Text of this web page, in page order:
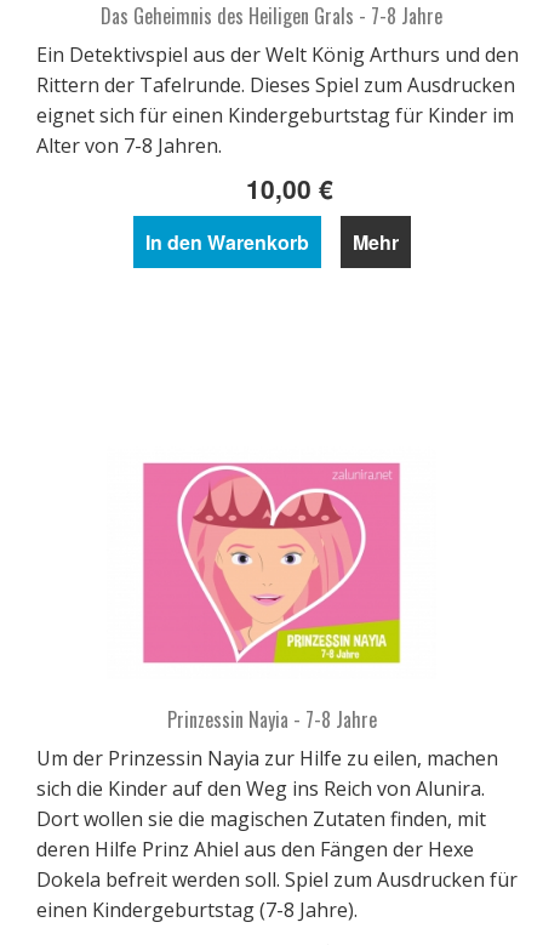
Das Geheimnis des Heiligen Grals - 7-8 Jahre
Ein Detektivspiel aus der Welt König Arthurs und den
Rittern der Tafelrunde. Dieses Spiel zum Ausdrucken
eignet sich für einen Kindergeburtstag für Kinder im
Alter von 7-8 Jahren.
10,00 €
In den Warenkorb Mehr
Prinzessin Nayia - 7-8 Jahre
Um der Prinzessin Nayia zur Hilfe zu eilen, machen
sich die Kinder auf den Weg ins Reich von Alunira.
Dort wollen sie die magischen Zutaten finden, mit
deren Hilfe Prinz Ahiel aus den Fängen der Hexe
Dokela befreit werden soll. Spiel zum Ausdrucken für
einen Kindergeburtstag (7-8 Jahre).